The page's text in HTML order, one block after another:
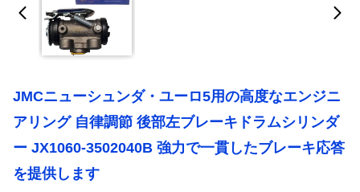
JMCニューシュンダ・ユーロ5用の高度なエンジニ
アリング 自律調節 後部左ブレーキドラムシリンダ
ー JX1060-3502040B 強力で一貫したブレーキ応答
を提供します